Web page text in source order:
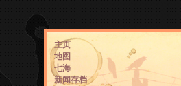
主页
地图
七海
新闻存档